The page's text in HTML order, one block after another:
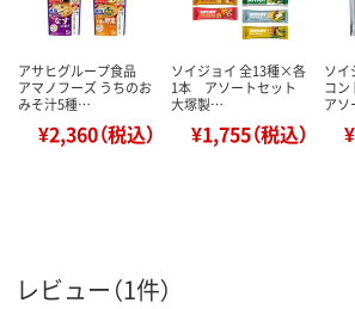
アサヒグループ食品
アマノフーズ うちのお
みそ汁5種…
¥2,360（税込）
ソイジョイ 全13種×各
1本 アソートセット
大塚製…
¥1,755（税込）
ソ
コ
アソ
レビュー（1件）